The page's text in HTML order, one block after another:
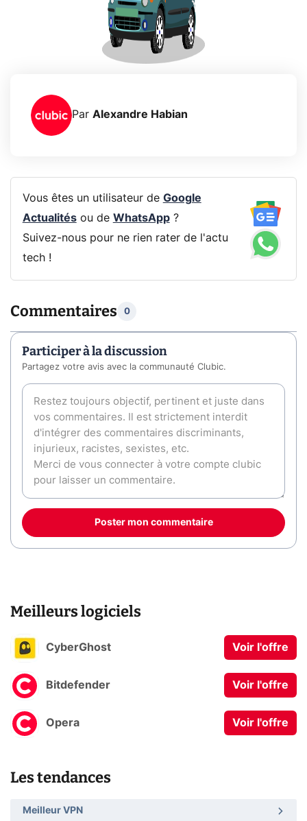
Par Alexandre Habian
Vous êtes un utilisateur de Google
Actualitésou de WhatsApp?
Suivez-nous pour ne rien rater de l'actu
tech !
Commentaires 0
Participer à la discussion
Partagez votre avis avec la communauté Clubic.
Poster mon commentaire
Meilleurs logiciels
CyberGhost Voir l'offre
Bitdefender Voir l'offre
Opera Voir l'offre
Les tendances
Meilleur VPN